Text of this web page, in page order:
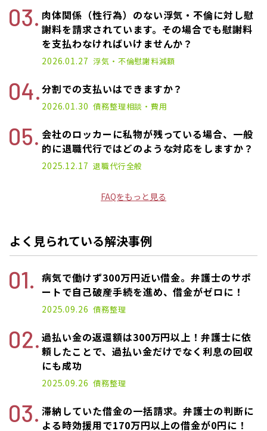
肉体関係（性行為）のない浮気・不倫に対し慰
謝料を請求されています。その場合でも慰謝料
を支払わなければいけませんか？
2026.01.27 浮気・不倫慰謝料減額
分割での支払いはできますか？
2026.01.30 債務整理相談・費用
会社のロッカーに私物が残っている場合、一般
的に退職代行ではどのような対応をしますか？
2025.12.17 退職代行全般
FAQをもっと見る
よく見られている解決事例
病気で働けず300万円近い借金。弁護士のサポ
ートで自己破産手続を進め、借金がゼロに！
2025.09.26 債務整理
過払い金の返還額は300万円以上！弁護士に依
頼したことで、過払い金だけでなく利息の回収
にも成功
2025.09.26 債務整理
滞納していた借金の一括請求。弁護士の判断に
よる時効援用で170万円以上の借金が0円に！